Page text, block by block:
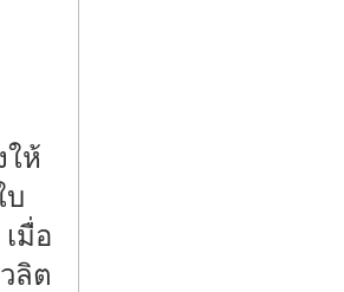
ให้
บ
มื่อ
ลิต